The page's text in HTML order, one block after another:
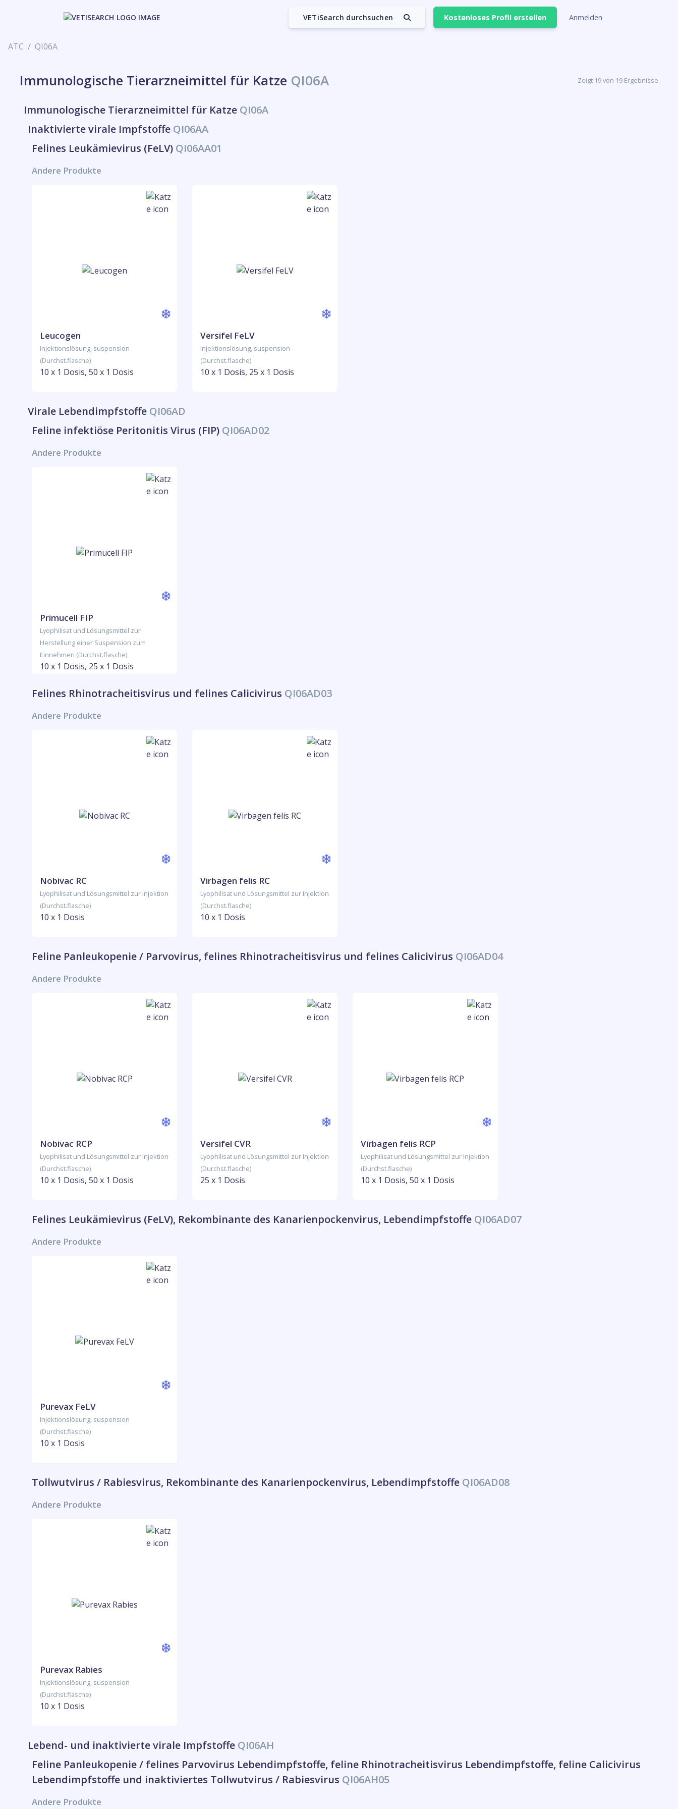
VETiSearch durchsuchen Kostenloses Profil erstellen Anmelden
ATC QI06A
Immunologische Tierarzneimittel für Katze QI06A Zeigt 19 von 19 Ergebnisse
Immunologische Tierarzneimittel für Katze QI06A
Inaktivierte virale Impfstoffe QI06AA
Felines Leukämievirus (FeLV) QI06AA01
Andere Produkte
Leucogen
Injektionslösung, suspension
(Durchst.flasche)
10 x 1 Dosis, 50 x 1 Dosis
Versifel FeLV
Injektionslösung, suspension
(Durchst.flasche)
10 x 1 Dosis, 25 x 1 Dosis
Virale Lebendimpfstoffe QI06AD
Feline infektiöse Peritonitis Virus (FIP) QI06AD02
Andere Produkte
Primucell FIP
Lyophilisat und Lösungsmittel zur
Herstellung einer Suspension zum
Einnehmen (Durchst.flasche)
10 x 1 Dosis, 25 x 1 Dosis
Felines Rhinotracheitisvirus und felines Calicivirus QI06AD03
Andere Produkte
Nobivac RC
Lyophilisat und Lösungsmittel zur Injektion
(Durchst.flasche)
10 x 1 Dosis
Virbagen felis RC
Lyophilisat und Lösungsmittel zur Injektion
(Durchst.flasche)
10 x 1 Dosis
Feline Panleukopenie / Parvovirus, felines Rhinotracheitisvirus und felines Calicivirus QI06AD04
Andere Produkte
Nobivac RCP
Lyophilisat und Lösungsmittel zur Injektion
(Durchst.flasche)
10 x 1 Dosis, 50 x 1 Dosis
Versifel CVR
Lyophilisat und Lösungsmittel zur Injektion
(Durchst.flasche)
25 x 1 Dosis
Virbagen felis RCP
Lyophilisat und Lösungsmittel zur Injektion
(Durchst.flasche)
10 x 1 Dosis, 50 x 1 Dosis
Felines Leukämievirus (FeLV), Rekombinante des Kanarienpockenvirus, Lebendimpfstoffe QI06AD07
Andere Produkte
Purevax FeLV
Injektionslösung, suspension
(Durchst.flasche)
10 x 1 Dosis
Tollwutvirus / Rabiesvirus, Rekombinante des Kanarienpockenvirus, Lebendimpfstoffe QI06AD08
Andere Produkte
Purevax Rabies
Injektionslösung, suspension
(Durchst.flasche)
10 x 1 Dosis
Lebend- und inaktivierte virale Impfstoffe QI06AH
Feline Panleukopenie / felines Parvovirus Lebendimpfstoffe, feline Rhinotracheitisvirus Lebendimpfstoffe, feline Calicivirus
Lebendimpfstoffe und inaktiviertes Tollwutvirus / Rabiesvirus QI06AH05
Andere Produkte